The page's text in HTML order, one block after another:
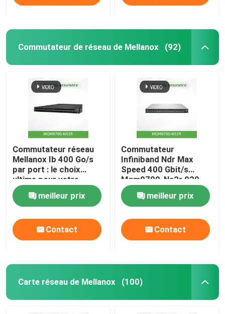
Commutateur de réseau de Mellanox (92)
Commutateur réseau
Mellanox Ib 400 Go/s
par port : le choix
ultime pour votre
serveur. En stock :
MQM9790-NS2R (920-
9B210-00RN-0D0) -
Commutateurs gérés
meilleur prix
Contact
Commutateur
Infiniband Ndr Max
Speed 400 Gbit/s
Mqm9700-Ns2r 920-
9B210-00RN-0M2,
idéal pour les
exigences client par
Nvidia Qm9700 1U
meilleur prix
Contact
Carte réseau de Mellanox (100)